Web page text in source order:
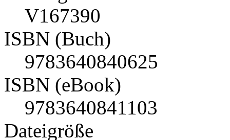
V167390
ISBN (Buch)
9783640840625
ISBN (eBook)
9783640841103
Dateigröße